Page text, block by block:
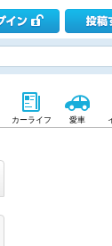
カーライフ 愛車